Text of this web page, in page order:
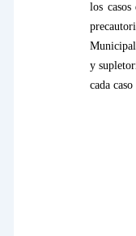
los casos
y
cada